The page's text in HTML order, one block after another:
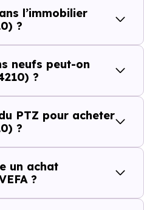
(44210) dispose de 48
et 12 établissements
du quotidien qui constituent
pour habiter ou investir
logement à Pornic
Voici les repères de
achat immobilier à Pornic
l’immobilier
?
neufs peut-on
?
PTZ pour acheter
?
un achat
?